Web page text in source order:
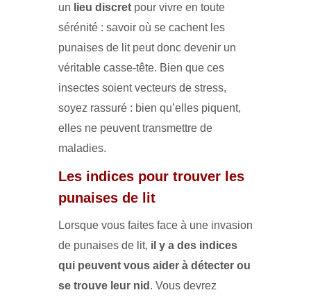
un lieu discret pour vivre en toute
sérénité : savoir où se cachent les
punaises de lit peut donc devenir un
véritable casse-tête. Bien que ces
insectes soient vecteurs de stress,
soyez rassuré : bien qu’elles piquent,
elles ne peuvent transmettre de
maladies.
Les indices pour trouver les
punaises de lit
Lorsque vous faites face à une invasion
de punaises de lit, il y a des indices
qui peuvent vous aider à détecter ou
se trouve leur nid . Vous devrez